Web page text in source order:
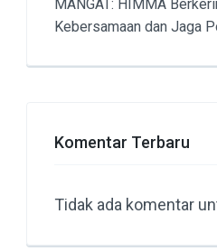
MANGAT: HIMMA
Kebersamaan dan Jaga
Komentar Terbaru
Tidak ada komentar